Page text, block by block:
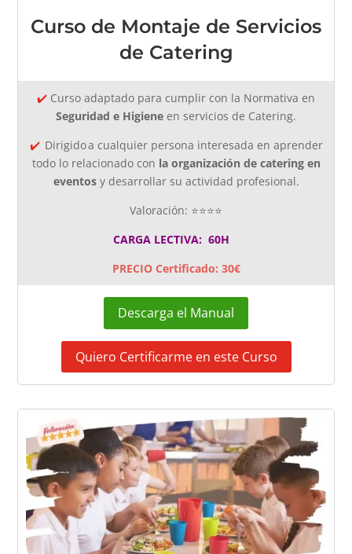
Curso de Montaje de Servicios
de Catering
✔️ Curso adaptado para cumplir con la Normativa en
Seguridad e Higiene en servicios de Catering.
✔️ Dirigido a cualquier persona interesada en aprender
todo lo relacionado con la organización de catering en
eventosy desarrollar su actividad profesional.
Valoración: ⭐⭐⭐⭐
CARGA LECTIVA: 60H
PRECIO Certificado: 30€
Descarga el Manual
Quiero Certificarme en este Curso